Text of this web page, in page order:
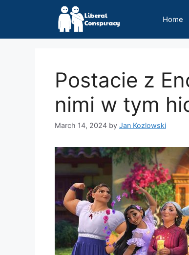
Home
Postacie z
nimi w tym
March 14, 2024 by Jan Kozlowski